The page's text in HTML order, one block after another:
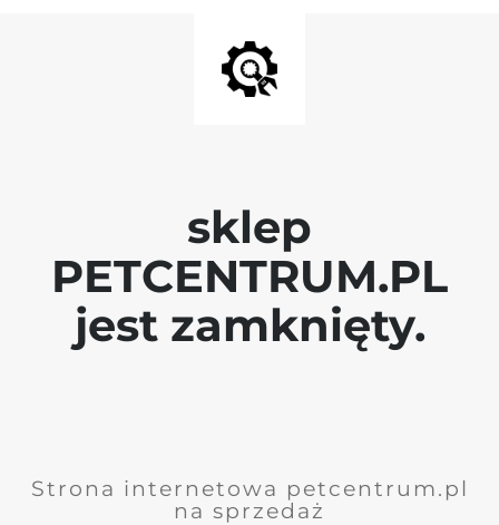
sklep
PETCENTRUM.PL
jest zamknięty.
Strona internetowa petcentrum.pl
na sprzedaż